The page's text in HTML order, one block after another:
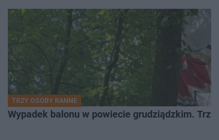
TRZY OSOBY RANNE
Wypadek balonu w powiecie grudziądzkim.